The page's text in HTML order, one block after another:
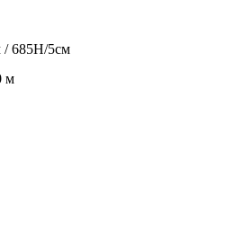
/ 685Н/5см
м